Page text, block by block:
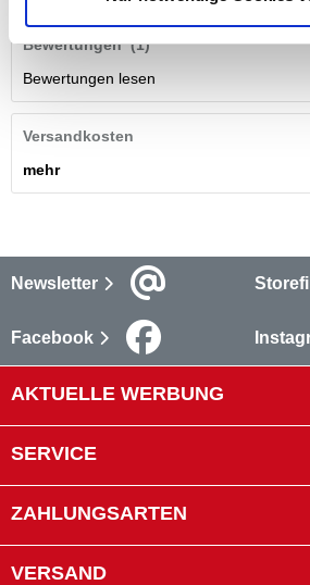
Bewertungen (1)
Bewertungen lesen
Versandkosten
mehr
Newsletter
Facebook
AKTUELLE WERBUNG
SERVICE
ZAHLUNGSARTEN
VERSAND